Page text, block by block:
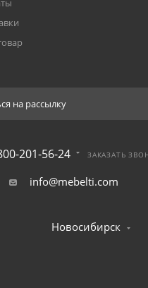
на рассылку
201-56-24 ЗАКАЗАТЬ
info@mebelti.com
Новосибирск